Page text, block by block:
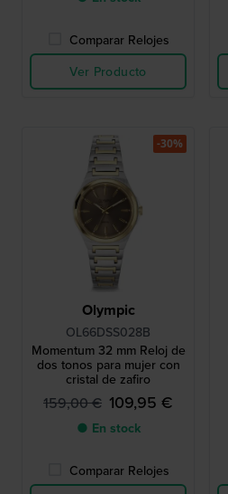
Comparar Relojes
Ver Producto
Olympic
OL66DSS028B
Momentum 32 mm Reloj de
dos tonos para mujer con
cristal de zafiro
159,00 € 109,95 €
● En stock
Comparar Relojes
-30%